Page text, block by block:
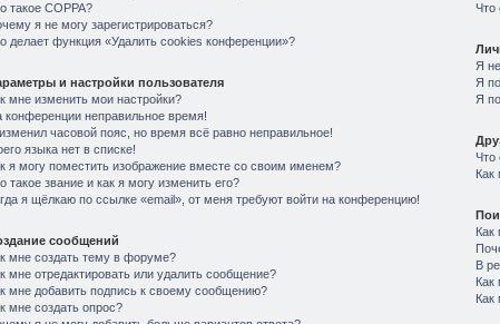
такое COPPA?
я не могу зарегистрироваться?
делает функция «Удалить cookies конференции»?
и настройки пользователя
мне изменить мои настройки?
конференции неправильное время!
часовой пояс, но время всё равно неправильное!
языка нет в списке!
я могу поместить изображение вместе со своим именем?
такое звание и как я могу изменить его?
я щёлкаю по ссылке «email», от меня требуют войти на конференцию!
сообщений
мне создать тему в форуме?
мне отредактировать или удалить сообщение?
мне добавить подпись к своему сообщению?
мне создать опрос?
Что
Я
Я
Я
Что
Как
Как
В
Как
Как